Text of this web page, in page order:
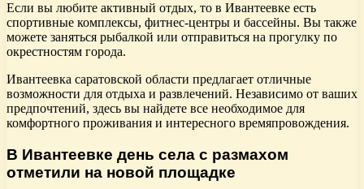
Если вы любите активный отдых, то в Ивантеевке есть
спортивные комплексы, фитнес-центры и бассейны. Вы также
можете заняться рыбалкой или отправиться на прогулку по
окрестностям города.
Ивантеевка саратовской области предлагает отличные
возможности для отдыха и развлечений. Независимо от ваших
предпочтений, здесь вы найдете все необходимое для
комфортного проживания и интересного времяпровождения.
В Ивантеевке день села с размахом
отметили на новой площадке